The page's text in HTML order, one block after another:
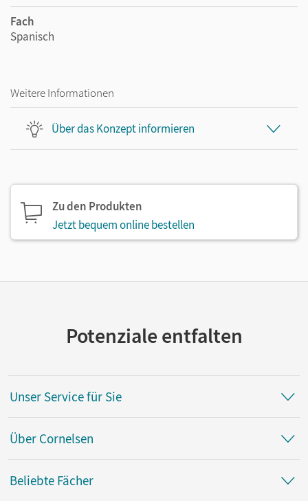
Fach
Spanisch
Weitere Informationen
Über das Konzept informieren
Zu den Produkten
Jetzt bequem online bestellen
Potenziale entfalten
Unser Service für Sie
Über Cornelsen
Beliebte Fächer